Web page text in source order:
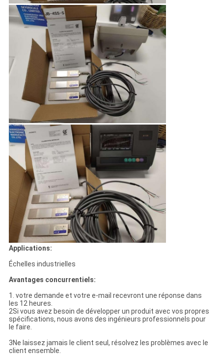
Applications:
Échelles industrielles
Avantages concurrentiels:
1. votre demande et votre e-mail recevront une réponse dans
les 12 heures.
2Si vous avez besoin de développer un produit avec vos propres
spécifications, nous avons des ingénieurs professionnels pour
le faire.
3Ne laissez jamais le client seul, résolvez les problèmes avec le
client ensemble.